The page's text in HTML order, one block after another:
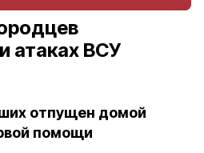
атаках ВСУ
отпущен домой
помощи